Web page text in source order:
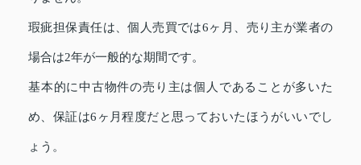
瑕疵担保責任は、個人売買では6ヶ月、売り主が業者の
場合は2年が一般的な期間です。
基本的に中古物件の売り主は個人であることが多いた
め、保証は6ヶ月程度だと思っておいたほうがいいでし
ょう。